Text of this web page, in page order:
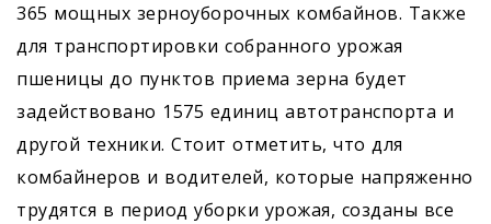
365 мощных зерноуборочных комбайнов. Также
для транспортировки собранного урожая
пшеницы до пунктов приема зерна будет
задействовано 1575 единиц автотранспорта и
другой техники. Стоит отметить, что для
комбайнеров и водителей, которые напряженно
трудятся в период уборки урожая, созданы все